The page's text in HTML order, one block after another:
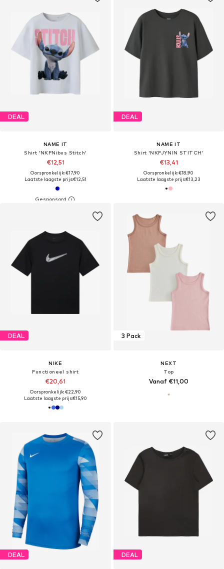
DEAL
NAME IT
Shirt 'NKFNibus Stitch'
€12,51
Oorspronkelijk: €17,90
Laatste laagste prijs:€12,51
DEAL
NAME IT
Shirt 'NKFJYNIN STITCH'
€13,41
Oorspronkelijk: €18,90
Laatste laagste prijs:€13,23
DEAL
NIKE
Functioneel shirt
€20,61
Oorspronkelijk: €22,90
Laatste laagste prijs:€15,90
3 Pack
NEXT
Top
Vanaf €11,00
DEAL DEAL